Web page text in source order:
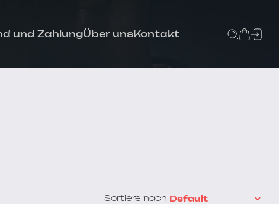
und ZahlungÜber unsKontakt
Sortiere nach